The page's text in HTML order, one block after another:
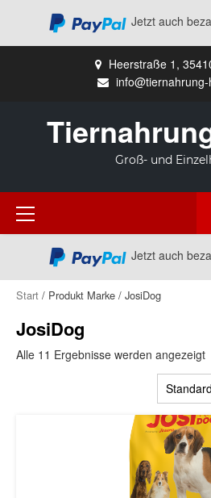
Jetzt auch
Heerstraße 1,
Groß- und
Primäres
Menü
Jetzt auch
Start / Produkt Marke / JosiDog
JosiDog
Alle 11 Ergebnisse werden angezeigt